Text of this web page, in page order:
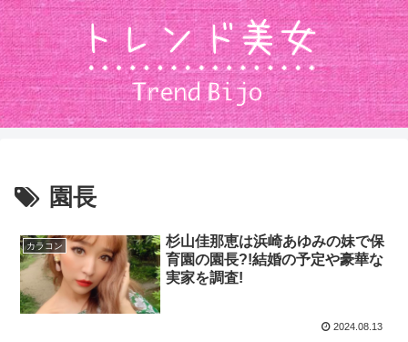
園長
カラコン
杉山佳那恵は浜崎あゆみの妹で保
育園の園長?!結婚の予定や豪華な
実家を調査!
2024.08.13